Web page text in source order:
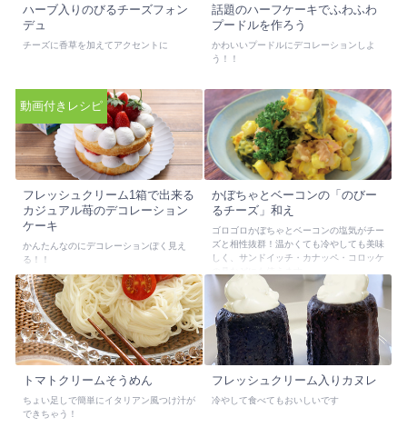
ハーブ入りのびるチーズフォン
デュ
チーズに香草を加えてアクセントに
話題のハーフケーキでふわふわ
プードルを作ろう
かわいいプードルにデコレーションしよ
う！！
動画付きレシピ
フレッシュクリーム1箱で出来る
カジュアル苺のデコレーション
ケーキ
かんたんなのにデコレーションぽく見え
る！！
かぼちゃとベーコンの「のびー
るチーズ」和え
ゴロゴロかぼちゃとベーコンの塩気がチー
ズと相性抜群！温かくても冷やしても美味
しく、サンドイッチ・カナッペ・コロッケ
トマトクリームそうめん
ちょい足しで簡単にイタリアン風つけ汁が
できちゃう！
フレッシュクリーム入りカヌレ
冷やして食べてもおいしいです